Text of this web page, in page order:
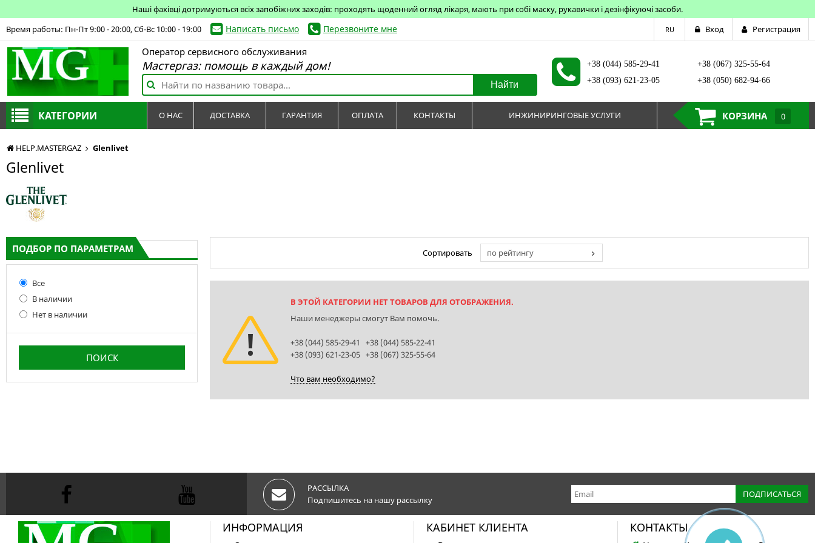
Наші фахівці дотримуються всіх запобіжних заходів: проходять щоденний огляд лікаря, мають при собі маску, рукавички і дезінфікуючі засоби.
HELP.MASTERGAZ Glenlivet
Glenlivet
ПОДБОР ПО ПАРАМЕТРАМ
Все
В наличии
Нет в наличии
Сортировать по рейтингу
В ЭТОЙ КАТЕГОРИИ НЕТ ТОВАРОВ ДЛЯ ОТОБРАЖЕНИЯ.
Наши менеджеры смогут Вам помочь.
+38 (044) 585-29-41 +38 (044) 585-22-41
+38 (093) 621-23-05 +38 (067) 325-55-64
Что вам необходимо?
Время работы: Пн-Пт 9:00 - 20:00, Сб-Вс 10:00 - 19:00 Написать письмо Перезвоните мне RU Вход Регистрация
Оператор сервисного обслуживания
Мастергаз: помощь в каждый дом!
Найти
+38 (044) 585-29-41
+38 (093) 621-23-05
+38 (067) 325-55-64
+38 (050) 682-94-66
КАТЕГОРИИ О НАС ДОСТАВКА ГАРАНТИЯ ОПЛАТА КОНТАКТЫ ИНЖИНИРИНГОВЫЕ УСЛУГИ КОРЗИНА 0
РАССЫЛКА
Подпишитесь на нашу рассылку
ИНФОРМАЦИЯ КАБИНЕТ КЛИЕНТА КОНТАКТЫ